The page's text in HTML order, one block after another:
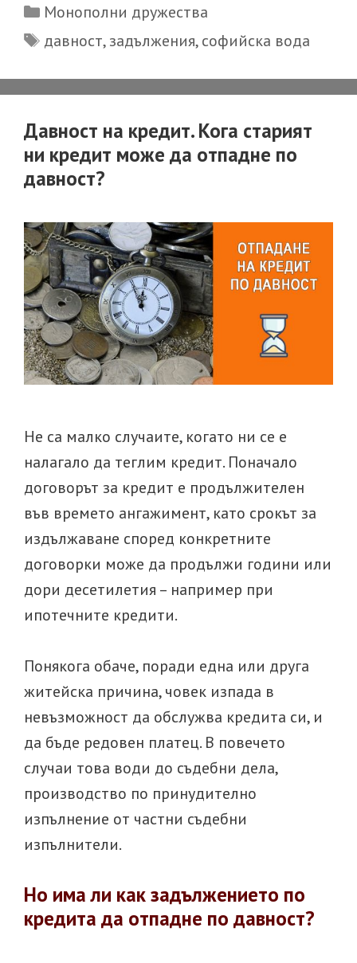
[отпадане
давност]
Categories
Монополни дружества
Tags
давност,задължения,софийска вода
Давност на кредит. Кога старият
ни кредит може да отпадне по
давност?
Не са малко случаите, когато ни се е
налагало да теглим кредит. Поначало
договорът за кредит е продължителен
във времето ангажимент, като срокът за
издължаване според конкретните
договорки може да продължи години или
дори десетилетия – например при
ипотечните кредити.
Понякога обаче, поради една или друга
житейска причина, човек изпада в
невъзможност да обслужва кредита си, и
да бъде редовен платец. В повечето
случаи това води до съдебни дела,
производство по принудително
изпълнение от частни съдебни
изпълнители.
Но има ли как задължението по
кредита да отпадне по давност?